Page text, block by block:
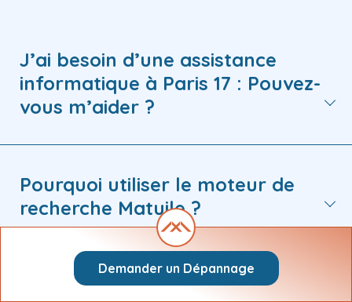
J’ai besoin d’une assistance
informatique à Paris 17 : Pouvez-
vous m’aider ?
Pourquoi utiliser le moteur de
recherche Matuile ?
Comment demander une
Demander un Dépannage